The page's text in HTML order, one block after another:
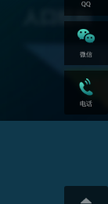
QQ
微信
电话